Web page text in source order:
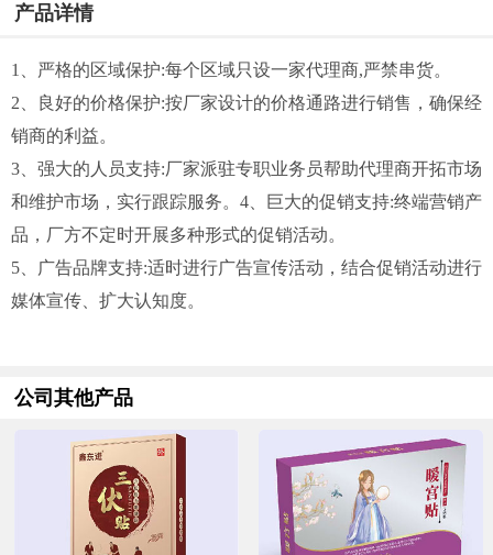
产品详情
1、严格的区域保护:每个区域只设一家代理商,严禁串货。
2、良好的价格保护:按厂家设计的价格通路进行销售，确保经
销商的利益。
3、强大的人员支持:厂家派驻专职业务员帮助代理商开拓市场
和维护市场，实行跟踪服务。4、巨大的促销支持:终端营销产
品，厂方不定时开展多种形式的促销活动。
5、广告品牌支持:适时进行广告宣传活动，结合促销活动进行
媒体宣传、扩大认知度。
公司其他产品